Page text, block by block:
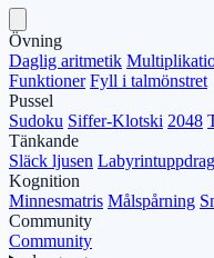
Övning
Daglig aritmetik
Funktioner Fyll i talmönstret
Pussel
Sudoku Siffer-Klotski 2048
Tänkande
Släck ljusen Labyrintuppdrag
Kognition
Minnesmatris Målspårning
Community
Community